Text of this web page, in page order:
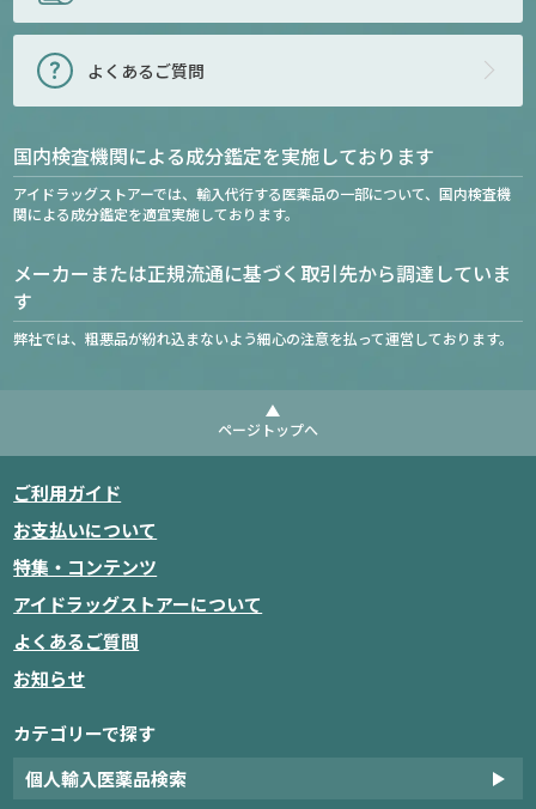
よくあるご質問
国内検査機関による成分鑑定を実施しております
アイドラッグストアーでは、輸入代行する医薬品の一部について、国内検査機
関による成分鑑定を適宜実施しております。
メーカーまたは正規流通に基づく取引先から調達していま
す
弊社では、粗悪品が紛れ込まないよう細心の注意を払って運営しております。
ページトップへ
ご利用ガイド
お支払いについて
特集・コンテンツ
アイドラッグストアーについて
よくあるご質問
お知らせ
カテゴリーで探す
個人輸入医薬品検索